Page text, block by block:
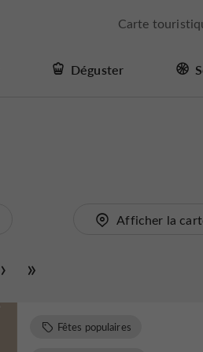
Carte
Déguster
Afficher la
Fêtes populaires